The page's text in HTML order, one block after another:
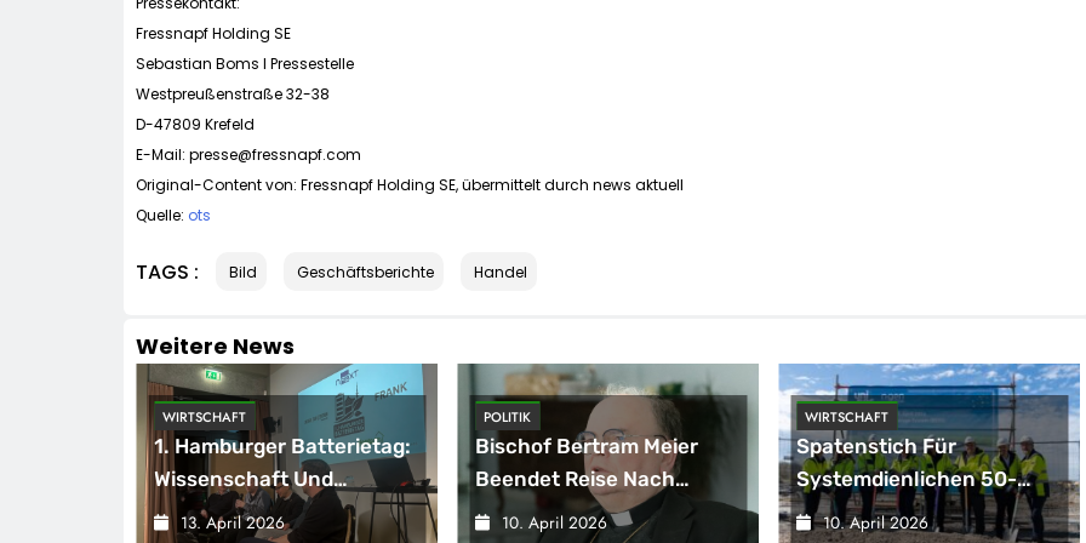
Fressnapf Holding SE
Sebastian Boms l Pressestelle
Westpreußenstraße 32-38
D-47809 Krefeld
E-Mail: presse@fressnapf.com
Original-Content von: Fressnapf Holding SE, übermittelt durch news aktuell
Quelle: ots
TAGS : Bild Geschäftsberichte Handel
Weitere News
POLITIK
Bischof Bertram Meier
Beendet Reise Nach
Sarajevo
10. April 2026
WIRTSCHAFT
Spatenstich Für
Systemdienlichen 50-
Megawatt-
10. April 2026
HANDEL
Unübertroffene Kontrolle:
Unterputz-Thermostat
GROHE Grohtherm Aqua
9. April 2026